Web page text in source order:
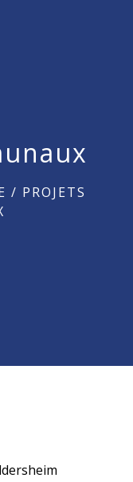
/ PROJETS